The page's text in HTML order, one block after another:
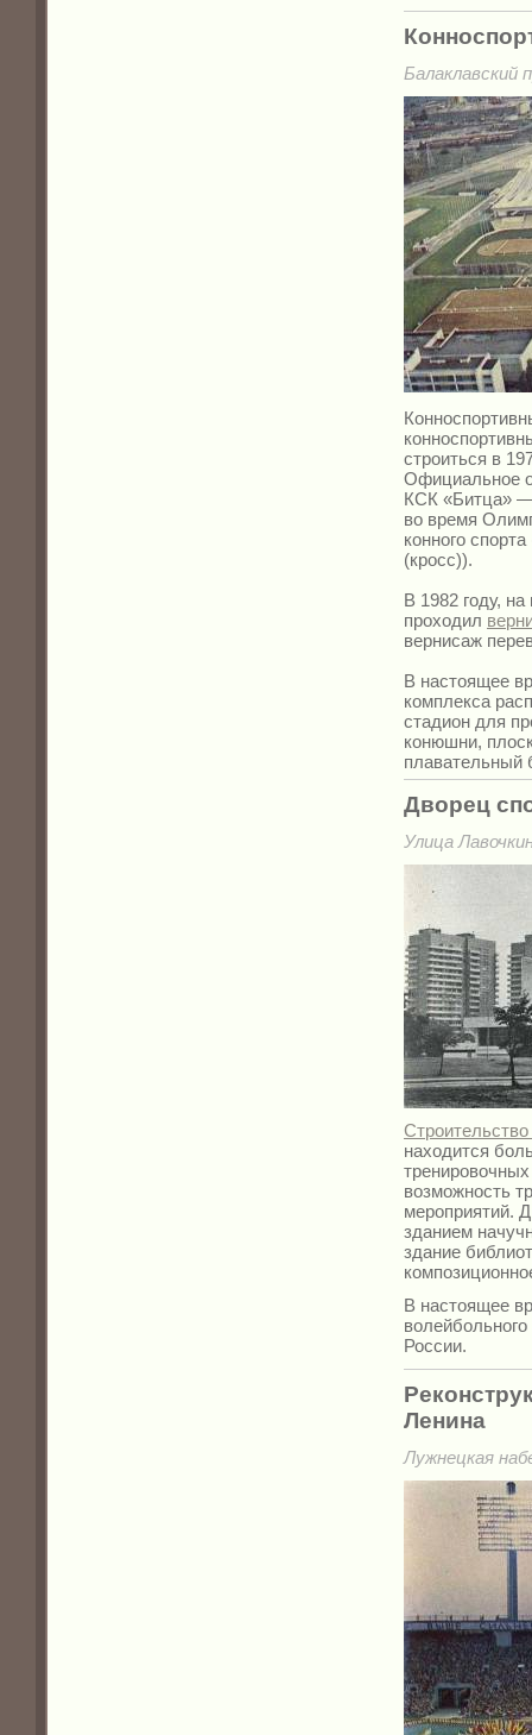
Балаклавский
строиться в
Официальное
КСК «Битца» —
во время
конного
(кросс)).
В 1982 году,
проходил
вернисаж
В настоящее
комплекса
стадион для
конюшни,
плавательный
Дворец
Улица
находится
возможность
мероприятий.
зданием
здание
В настоящее
России.
Ленина
Лужнецкая